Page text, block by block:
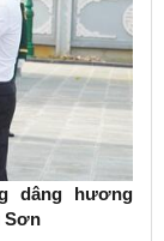
dâng hương
Sơn